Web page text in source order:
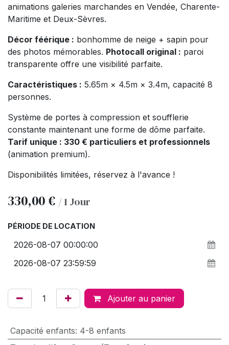
animations galeries marchandes en Vendée, Charente-
Maritime et Deux-Sèvres.
Décor féérique : bonhomme de neige + sapin pour
des photos mémorables. Photocall original : paroi
transparente offre une visibilité parfaite.
Caractéristiques : 5.65m × 4.5m × 3.4m, capacité 8
personnes.
Système de portes à compression et soufflerie
constante maintenant une forme de dôme parfaite.
Tarif unique : 330 € particuliers et professionnels
(animation premium).
Disponibilités limitées, réservez à l'avance !
330,00€ /1Jour
PÉRIODE DE LOCATION
Ajouter au panier
Capacité enfants: 4-8 enfants